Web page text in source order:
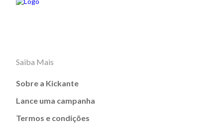
Saiba Mais
Sobre a Kickante
Lance uma campanha
Termos e condições